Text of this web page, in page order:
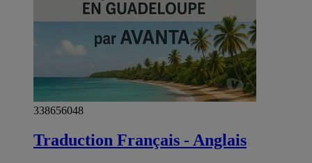
338656048
Traduction Français - Anglais